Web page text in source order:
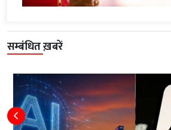
सम्बंधित ख़बरें